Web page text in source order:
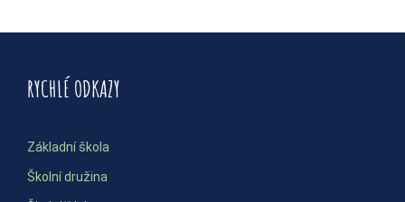
RYCHLÉ ODKAZY
Základní škola
Školní družina